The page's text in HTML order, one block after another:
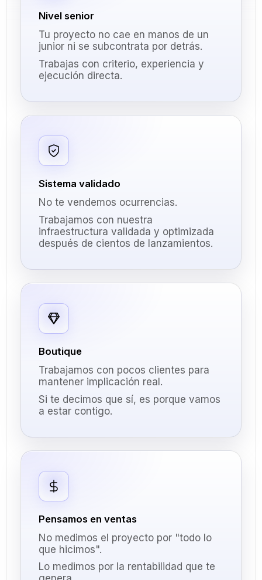
Nivel senior
Tu proyecto no cae en manos de un
junior ni se subcontrata por detrás.
Trabajas con criterio, experiencia y
ejecución directa.
Sistema validado
No te vendemos ocurrencias.
Trabajamos con nuestra
infraestructura validada y optimizada
después de cientos de lanzamientos.
Boutique
Trabajamos con pocos clientes para
mantener implicación real.
Si te decimos que sí, es porque vamos
a estar contigo.
Pensamos en ventas
No medimos el proyecto por "todo lo
que hicimos".
Lo medimos por la rentabilidad que te